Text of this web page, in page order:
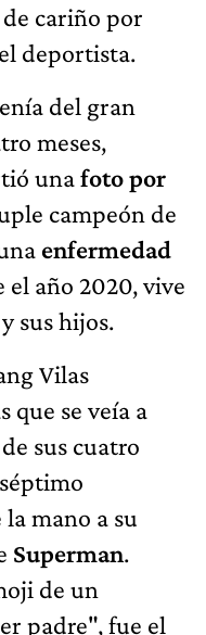
cariño por
deportista.
del gran
meses,
unafoto por
campeón de
enfermedad
el año 2020, vive
sus hijos.
Vilas
que se veía a
sus cuatro
mano a su
Superman.
de un
padre", fue el